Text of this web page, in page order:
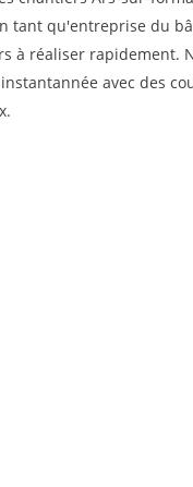
tant qu'entreprise du
à réaliser rapidement.
avec des